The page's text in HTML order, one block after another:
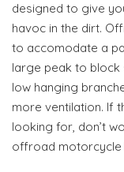
designed to give
havoc in the dirt.
to accomodate a
large peak to
low hanging
more ventilation. If
looking for, don’t
offroad motorcycle